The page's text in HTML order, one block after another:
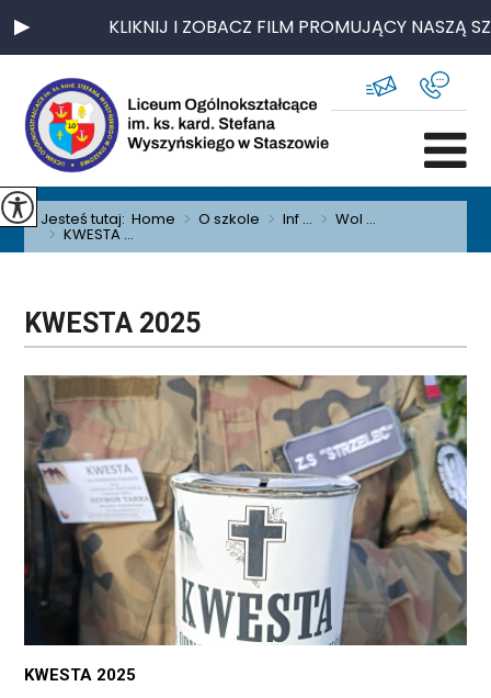
KLIKNIJ I ZOBACZ FILM PROMUJĄCY NASZĄ
Jesteś tutaj:Home > O szkole > Inf ... > Wol ...
> KWESTA ...
KWESTA 2025
KWESTA 2025